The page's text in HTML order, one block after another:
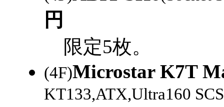
円
限定5枚。
(4F)Microstar K7T
KT133,ATX,Ultra160